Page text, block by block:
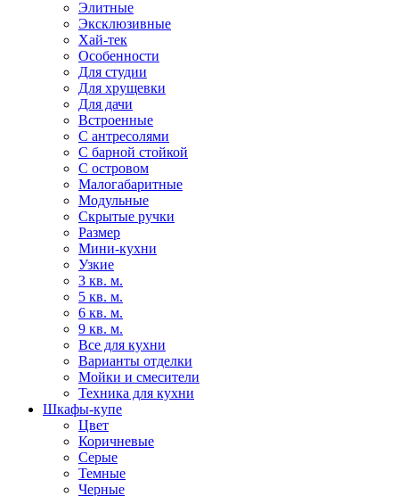
Элитные
Эксклюзивные
Хай-тек
Особенности
Для студии
Для хрущевки
Для дачи
Встроенные
С антресолями
С барной стойкой
С островом
Малогабаритные
Модульные
Скрытые ручки
Размер
Мини-кухни
Узкие
3 кв. м.
5 кв. м.
6 кв. м.
9 кв. м.
Все для кухни
Варианты отделки
Мойки и смесители
Техника для кухни
Шкафы-купе
Цвет
Коричневые
Серые
Темные
Черные